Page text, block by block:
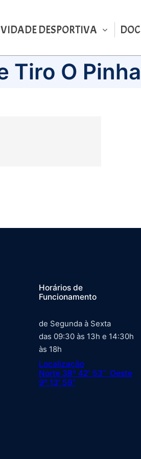
DESPORTIVA
Tiro O
Horários de
Funcionamento
de Segunda à Sexta
das 09:30 às 13h e 14:30h
às 18h
Localização
Norte 38º 42′ 53” Oeste
9º 13′ 59”